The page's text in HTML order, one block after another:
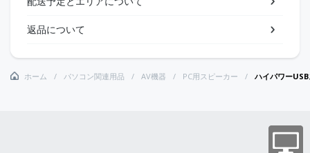
返品について
ホーム パソコン関連用品 AV機器 PC用スピーカー ハイパワー